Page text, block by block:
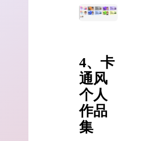
4、卡
通风
个人
作品
集